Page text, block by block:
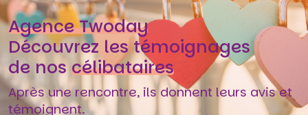
Agence Twoday
Découvrez les témoignages
de noscélibataires
Après une rencontre, ils donnent leurs avis et
témoignent.